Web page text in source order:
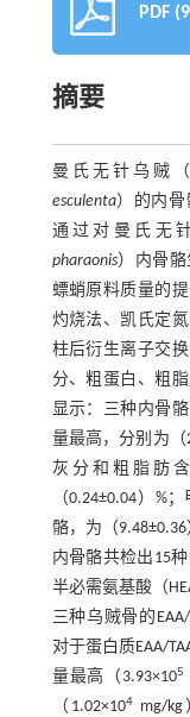
PDF
摘要
曼氏无针乌贼（
esculenta）的内骨
通过对曼氏无
pharaonis）内骨
螵蛸原料质量的
灼烧法、凯氏定
柱后衍生离子交
分、粗蛋白、粗
显示：三种内骨
量最高，分别为（
灰分和粗脂肪
（0.24±0.04）%
骼，为（
内骨骼共检出15
半必需氨基酸（
三种乌贼骨的EAA/
对于蛋白质EAA/
量最高（3.93×105
（1.02×104
mg/